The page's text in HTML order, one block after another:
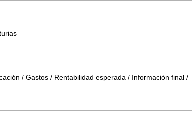
/ Gastos / Rentabilidad esperada / Información final /